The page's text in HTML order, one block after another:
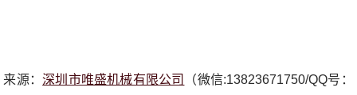
来源：深圳市唯盛机械有限公司
（微信:13823671750/QQ号：